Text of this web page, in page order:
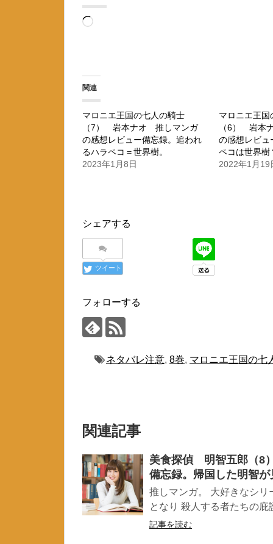
読
み
中…
関連
マロニエ王国の七人の騎士
（7） 岩本ナオ 推しマンガ
の感想レビュー備忘録。追われ
るハラペコ＝世界樹。
2023年1月8日
マロニエ王国
（6） 岩本
の感想レビ
ペコは世界樹
2022年1月19
シェアする
ツイート
フォローする
ネタバレ注意, 8巻, マロニエ王国の七
関連記事
美食探偵 明智五郎（8
備忘録。帰国した明智
推しマンガ。 大好きなシ
となり 殺人する者たちの
記事を読む